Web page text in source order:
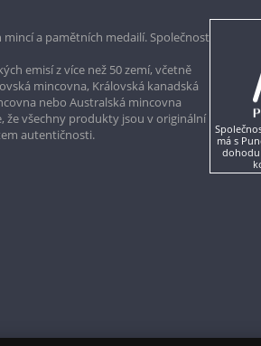
a pamětních medailí. Společnost
emisí z více než 50 zemí, včetně
mincovna, Královská kanadská
nebo Australská mincovna
že všechny produkty jsou v originální
autentičnosti.
má s